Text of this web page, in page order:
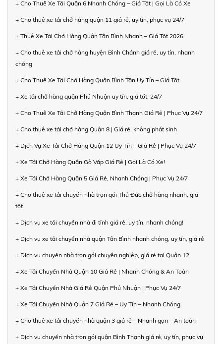
+ Cho Thuê Xe Tải Quận 6 Nhanh Chóng – Giá Tốt | Gọi Là Có Xe
+ Cho thuê xe tải chở hàng quận 11 giá rẻ, uy tín, phục vụ 24/7
+ Thuê Xe Tải Chở Hàng Quận Tân Bình Nhanh – Giá Tốt 2026
+ Cho thuê xe tải chở hàng huyện Bình Chánh giá rẻ, uy tín, nhanh
chóng
+ Cho Thuê Xe Tải Chở Hàng Quận Bình Tân Uy Tín – Giá Tốt
+ Xe tải chở hàng quận Phú Nhuận uy tín, giá tốt, 24/7
+ Cho Thuê Xe Tải Chở Hàng Quận Bình Thạnh Giá Rẻ | Phục Vụ 24/7
+ Cho thuê xe tải chở hàng Quận 8 | Giá rẻ, không phát sinh
+ Dịch Vụ Xe Tải Chở Hàng Quận 12 Uy Tín – Giá Rẻ | Phục Vụ 24/7
+ Xe Tải Chở Hàng Quận Gò Vấp Giá Rẻ | Gọi Là Có Xe!
+ Xe Tải Chở Hàng Quận 5 Giá Rẻ, Nhanh Chóng | Phục Vụ 24/7
+ Cho thuê xe tải chuyển nhà trọn gói Thủ Đức chở hàng nhanh, giá
tốt
+ Dịch vụ xe tải chuyển nhà đi tỉnh giá rẻ, uy tín, nhanh chóng!
+ Dịch vụ xe tải chuyển nhà quận Tân Bình nhanh chóng, uy tín, giá rẻ
+ Dịch vụ chuyển nhà trọn gói chuyên nghiệp, giá rẻ tại Quận 12
+ Xe Tải Chuyển Nhà Quận 10 Giá Rẻ | Nhanh Chóng & An Toàn
+ Xe Tải Chuyển Nhà Giá Rẻ Quận Phú Nhuận | Phục Vụ 24/7
+ Xe Tải Chuyển Nhà Quận 7 Giá Rẻ – Uy Tín – Nhanh Chóng
+ Cho thuê xe tải chuyển nhà quận 3 giá rẻ – Nhanh gọn – An toàn
+ Dịch vụ chuyển nhà trọn gói quận Bình Thạnh giá rẻ, uy tín, phục vụ